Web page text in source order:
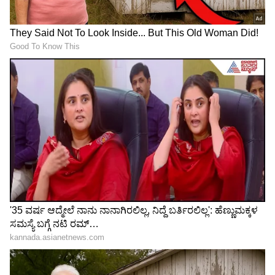
LATEST VIDEOS
"ರಾಜಕೀಯ ಬೇಡ, ಸಿನಿಮಾನೇ ಪ್ರಾಣ":
ಕನಕೋತ್ಸವದಲ್ಲಿ ರಿಷಬ್ ಶೆಟ್ಟಿ | Rishab
Shetty speech | Suvarna News
ಶೇ.50 ರಿಂದ ಶೇ.18 ಕ್ಕೆ TAX ಇಳಿಕೆ: ಮೋದಿ-